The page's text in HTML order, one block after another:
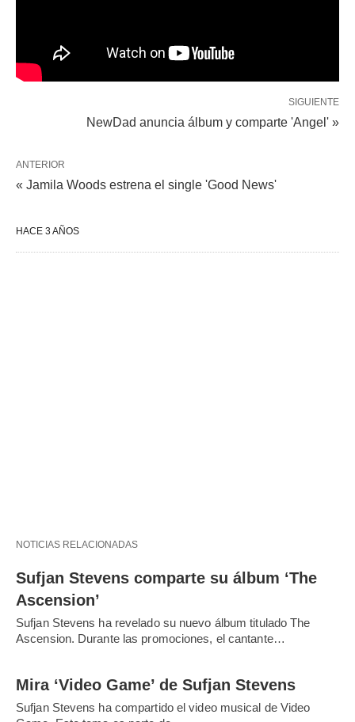
SIGUIENTE
NewDad anuncia álbum y comparte 'Angel' »
ANTERIOR
« Jamila Woods estrena el single 'Good News'
HACE 3 AÑOS
NOTICIAS RELACIONADAS
Sufjan Stevens comparte su álbum ‘The
Ascension’
Sufjan Stevens ha revelado su nuevo álbum titulado The
Ascension. Durante las promociones, el cantante…
Mira ‘Video Game’ de Sufjan Stevens
Sufjan Stevens ha compartido el video musical de Video